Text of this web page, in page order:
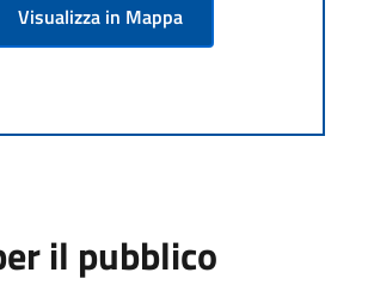
Visualizza in Mappa
il pubblico